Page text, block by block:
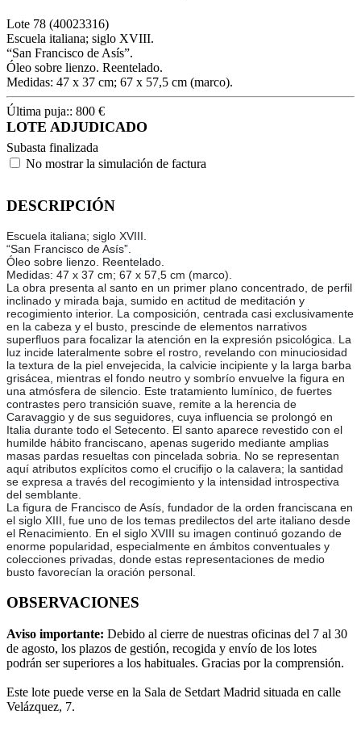
Lote 78 (40023316)
Escuela italiana; siglo XVIII.
“San Francisco de Asís”.
Óleo sobre lienzo. Reentelado.
Medidas: 47 x 37 cm; 67 x 57,5 cm (marco).
Última puja:: 800 €
LOTE ADJUDICADO
Subasta finalizada
No mostrar la simulación de factura
DESCRIPCIÓN
Escuela italiana; siglo XVIII.
“San Francisco de Asís”.
Óleo sobre lienzo. Reentelado.
Medidas: 47 x 37 cm; 67 x 57,5 cm (marco).
La obra presenta al santo en un primer plano concentrado, de perfil
inclinado y mirada baja, sumido en actitud de meditación y
recogimiento interior. La composición, centrada casi exclusivamente
en la cabeza y el busto, prescinde de elementos narrativos
superfluos para focalizar la atención en la expresión psicológica. La
luz incide lateralmente sobre el rostro, revelando con minuciosidad
la textura de la piel envejecida, la calvicie incipiente y la larga barba
grisácea, mientras el fondo neutro y sombrío envuelve la figura en
una atmósfera de silencio. Este tratamiento lumínico, de fuertes
contrastes pero transición suave, remite a la herencia de
Caravaggio y de sus seguidores, cuya influencia se prolongó en
Italia durante todo el Setecento. El santo aparece revestido con el
humilde hábito franciscano, apenas sugerido mediante amplias
masas pardas resueltas con pincelada sobria. No se representan
aquí atributos explícitos como el crucifijo o la calavera; la santidad
se expresa a través del recogimiento y la intensidad introspectiva
del semblante.
La figura de Francisco de Asís, fundador de la orden franciscana en
el siglo XIII, fue uno de los temas predilectos del arte italiano desde
el Renacimiento. En el siglo XVIII su imagen continuó gozando de
enorme popularidad, especialmente en ámbitos conventuales y
colecciones privadas, donde estas representaciones de medio
busto favorecían la oración personal.
OBSERVACIONES
Aviso importante: Debido al cierre de nuestras oficinas del 7 al 30
de agosto, los plazos de gestión, recogida y envío de los lotes
podrán ser superiores a los habituales. Gracias por la comprensión.
Este lote puede verse en la Sala de Setdart Madrid situada en calle
Velázquez, 7.